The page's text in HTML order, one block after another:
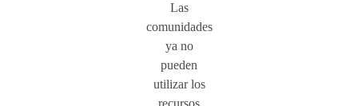
Las
comunidades
ya no
pueden
utilizar los